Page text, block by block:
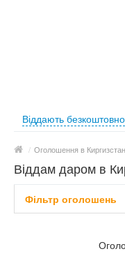
Віддають безкоштовно
/ Оголошення в
Віддам даром в
Фільтр оголошень